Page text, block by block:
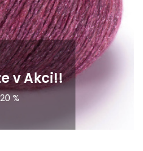
v Akci!!
%